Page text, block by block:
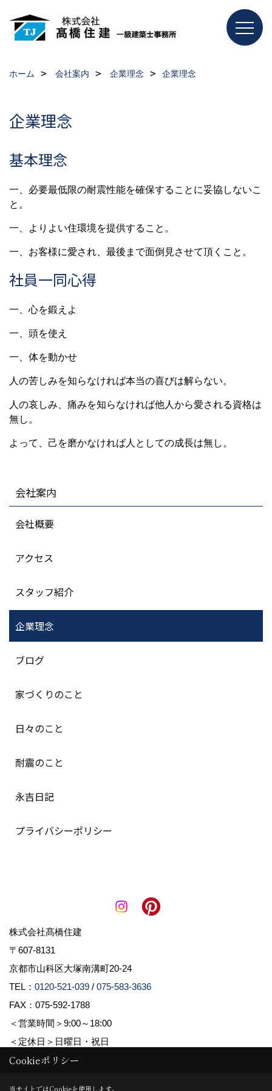
ホーム 会社案内 企業理念 企業理念
企業理念
基本理念
一、必要最低限の耐震性能を確保することに妥協しないこ
と。
一、よりよい住環境を提供すること。
一、お客様に愛され、最後まで面倒見させて頂くこと。
社員一同心得
一、心を鍛えよ
一、頭を使え
一、体を動かせ
人の苦しみを知らなければ本当の喜びは解らない。
人の哀しみ、痛みを知らなければ他人から愛される資格は
無し。
よって、己を磨かなければ人としての成長は無し。
会社案内
会社概要
アクセス
スタッフ紹介
企業理念
ブログ
家づくりのこと
日々のこと
耐震のこと
永吉日記
プライバシーポリシー
株式会社髙橋住建
〒607-8131
京都市山科区大塚南溝町20-24
TEL： 0120-521-039 / 075-583-3636
FAX：075-592-1788
＜営業時間＞9:00～18:00
＜定休日＞日曜日・祝日
Copyright (c) 株式会社髙橋住建. All Rights Reserved.
Cookieポリシー
当サイトではCookieを使用します。